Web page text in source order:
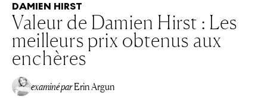
DAMIEN HIRST
Valeur de Damien Hirst : Les
meilleurs prix obtenus aux
enchères
examiné par Erin Argun